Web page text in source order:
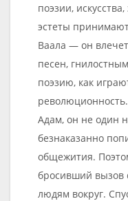
поэзии,
эстеты
Ваала — он
песен,
поэзию, как
Адам, он не один
безнаказанно
общежития.
бросивший вызов
людям вокруг.